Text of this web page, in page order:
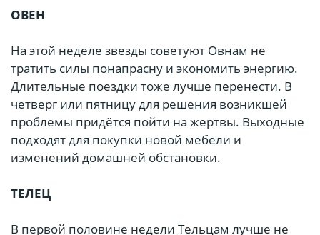
ОВЕН
На этой неделе звезды советуют Овнам не
тратить силы понапрасну и экономить энергию.
Длительные поездки тоже лучше перенести. В
четверг или пятницу для решения возникшей
проблемы придётся пойти на жертвы. Выходные
подходят для покупки новой мебели и
изменений домашней обстановки.
ТЕЛЕЦ
В первой половине недели Тельцам лучше не